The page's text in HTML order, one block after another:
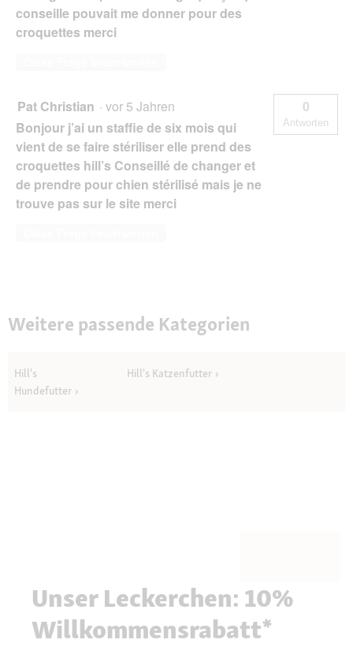
conseille pouvait me donner pour des
croquettes merci
Pat Christian · vor 5 Jahren
Bonjour j’ai un staffie de six mois qui
vient de se faire stériliser elle prend des
croquettes hill’s Conseillé de changer et
de prendre pour chien stérilisé mais je ne
trouve pas sur le site merci
0
Antworten
Weitere passende Kategorien
Hill's
Hundefutter
Hill's Katzenfutter
Unser Leckerchen: 10%
Willkommensrabatt*